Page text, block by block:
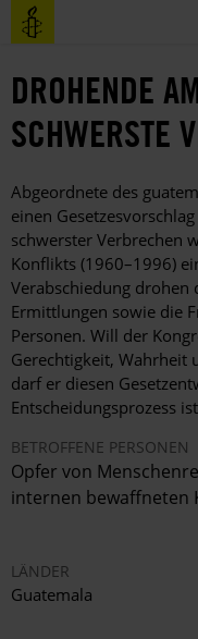
Direkt
zum
Benutzermenü
DROHENDE
SCHWERSTE
Abgeordnete des
einen
schwerster Verbrechen
Konflikts (1960–1996)
Verabschiedung drohen
Ermittlungen sowie die
Personen. Will der
Gerechtigkeit, Wahrheit
darf er diesen
Entscheidungsprozess
BETROFFENE PERSONEN
Opfer von
internen bewaffneten
LÄNDER
Guatemala